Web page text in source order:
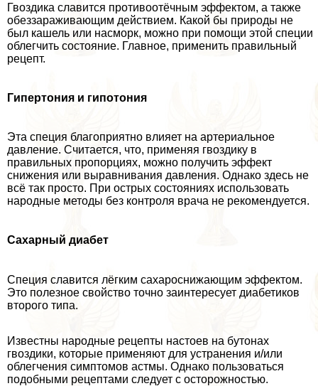
Гвоздика славится противоотёчным эффектом, а также
обеззараживающим действием. Какой бы природы не
был кашель или насморк, можно при помощи этой специи
облегчить состояние. Главное, применить правильный
рецепт.
Гипертония и гипотония
Эта специя благоприятно влияет на артериальное
давление. Считается, что, применяя гвоздику в
правильных пропорциях, можно получить эффект
снижения или выравнивания давления. Однако здесь не
всё так просто. При острых состояниях использовать
народные методы без контроля врача не рекомендуется.
Сахарный диабет
Специя славится лёгким сахароснижающим эффектом.
Это полезное свойство точно заинтересует диабетиков
второго типа.
Известны народные рецепты настоев на бутонах
гвоздики, которые применяют для устранения и/или
облегчения симптомов астмы. Однако пользоваться
подобными рецептами следует с осторожностью.